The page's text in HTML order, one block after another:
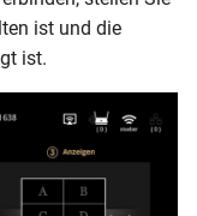
ist und die
ist.